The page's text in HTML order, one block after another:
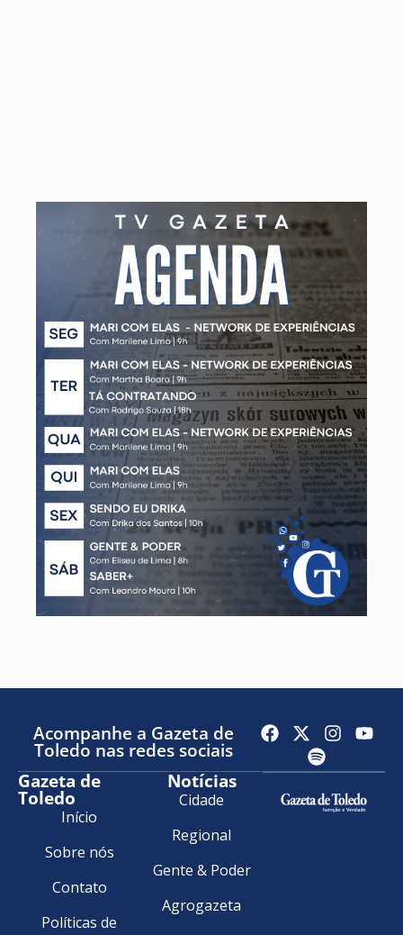
Acompanhe a Gazeta de
Toledo nas redes sociais
Gazeta de
Toledo
Início
Sobre nós
Contato
Políticas de
Notícias
Cidade
Regional
Gente & Poder
Agrogazeta